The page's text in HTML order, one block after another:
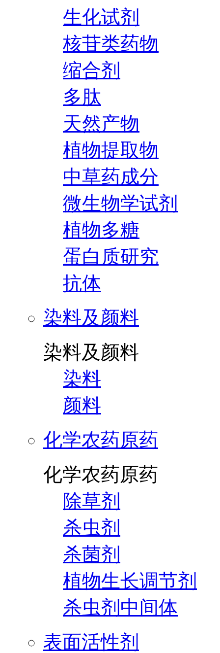
生化试剂
核苷类药物
缩合剂
多肽
天然产物
植物提取物
中草药成分
微生物学试剂
植物多糖
蛋白质研究
抗体
染料及颜料
染料及颜料
染料
颜料
化学农药原药
化学农药原药
除草剂
杀虫剂
杀菌剂
植物生长调节剂
杀虫剂中间体
表面活性剂